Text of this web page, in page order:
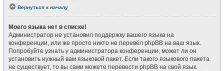
Вернуться к началу
Моего языка нет в списке!
Администратор не установил поддержку вашего языка на
конференции, или же просто никто не перевёл phpBB на ваш язык.
Попробуйте узнать у администратора конференции, может ли он
установить нужный вам языковой пакет. Если такого языкового пакета
не существует, то вы сами можете перевести phpBB на свой язык.